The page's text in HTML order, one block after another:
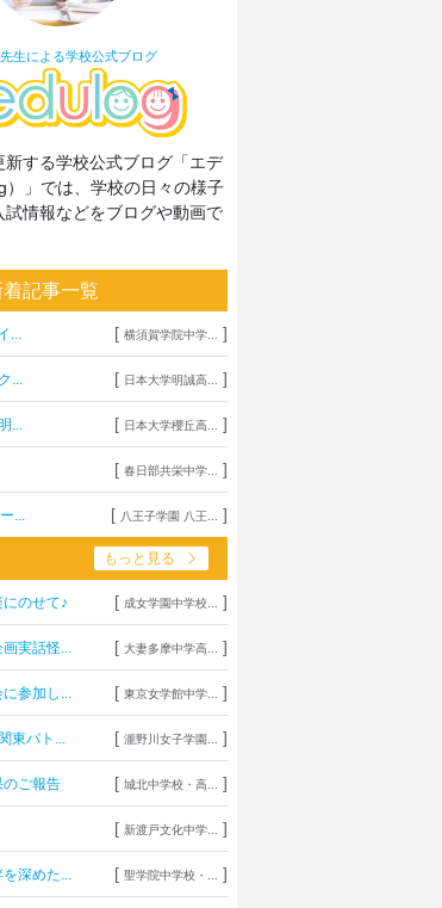
生による学校公式ブログ
新する学校公式ブログ「エデ
）」では、学校の日々の様子
試情報などをブログや動画で
記事一覧
[ 横須賀学院中学... ]
... [ 日本大学明誠高... ]
... [ 日本大学櫻丘高... ]
[ 春日部共栄中学... ]
... [ 八王子学園 八王... ]
もっと見る
のせて♪ [ 成女学園中学校... ]
実話怪... [ 大妻多摩中学高... ]
参加し... [ 東京女学館中学... ]
東バト... [ 瀧野川女子学園... ]
のご報告 [ 城北中学校・高... ]
[ 新渡戸文化中学... ]
深めた... [ 聖学院中学校・... ]